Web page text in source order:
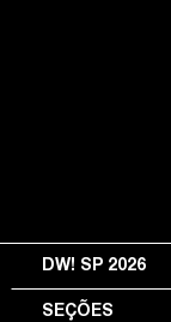
DW! SP 2026
SEÇÕES